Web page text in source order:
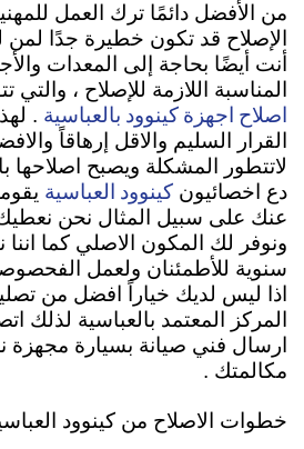
من الأفضل دائمًا ترك العمل
الإصلاح قد تكون خطيرة جدًا
أنت أيضًا بحاجة إلى المعدات
المناسبة اللازمة للإصلاح ، والتي
اصلاح اجهزة كينوود بالعباسية .
القرار السليم والاقل إرهاقاً
لاتتطور المشكلة ويصبح اصلاحها
دع اخصائيون كينوود العباسية
عنك على سبيل المثال نحن
ونوفر لك المكون الاصلي كما اننا
سنوية للأطمئنان ولعمل
اذا ليس لديك خياراً افضل من
المركز المعتمد بالعباسية لذلك
ارسال فني صيانة بسيارة مجهزة
مكالمتك .
خطوات الاصلاح من كينوود